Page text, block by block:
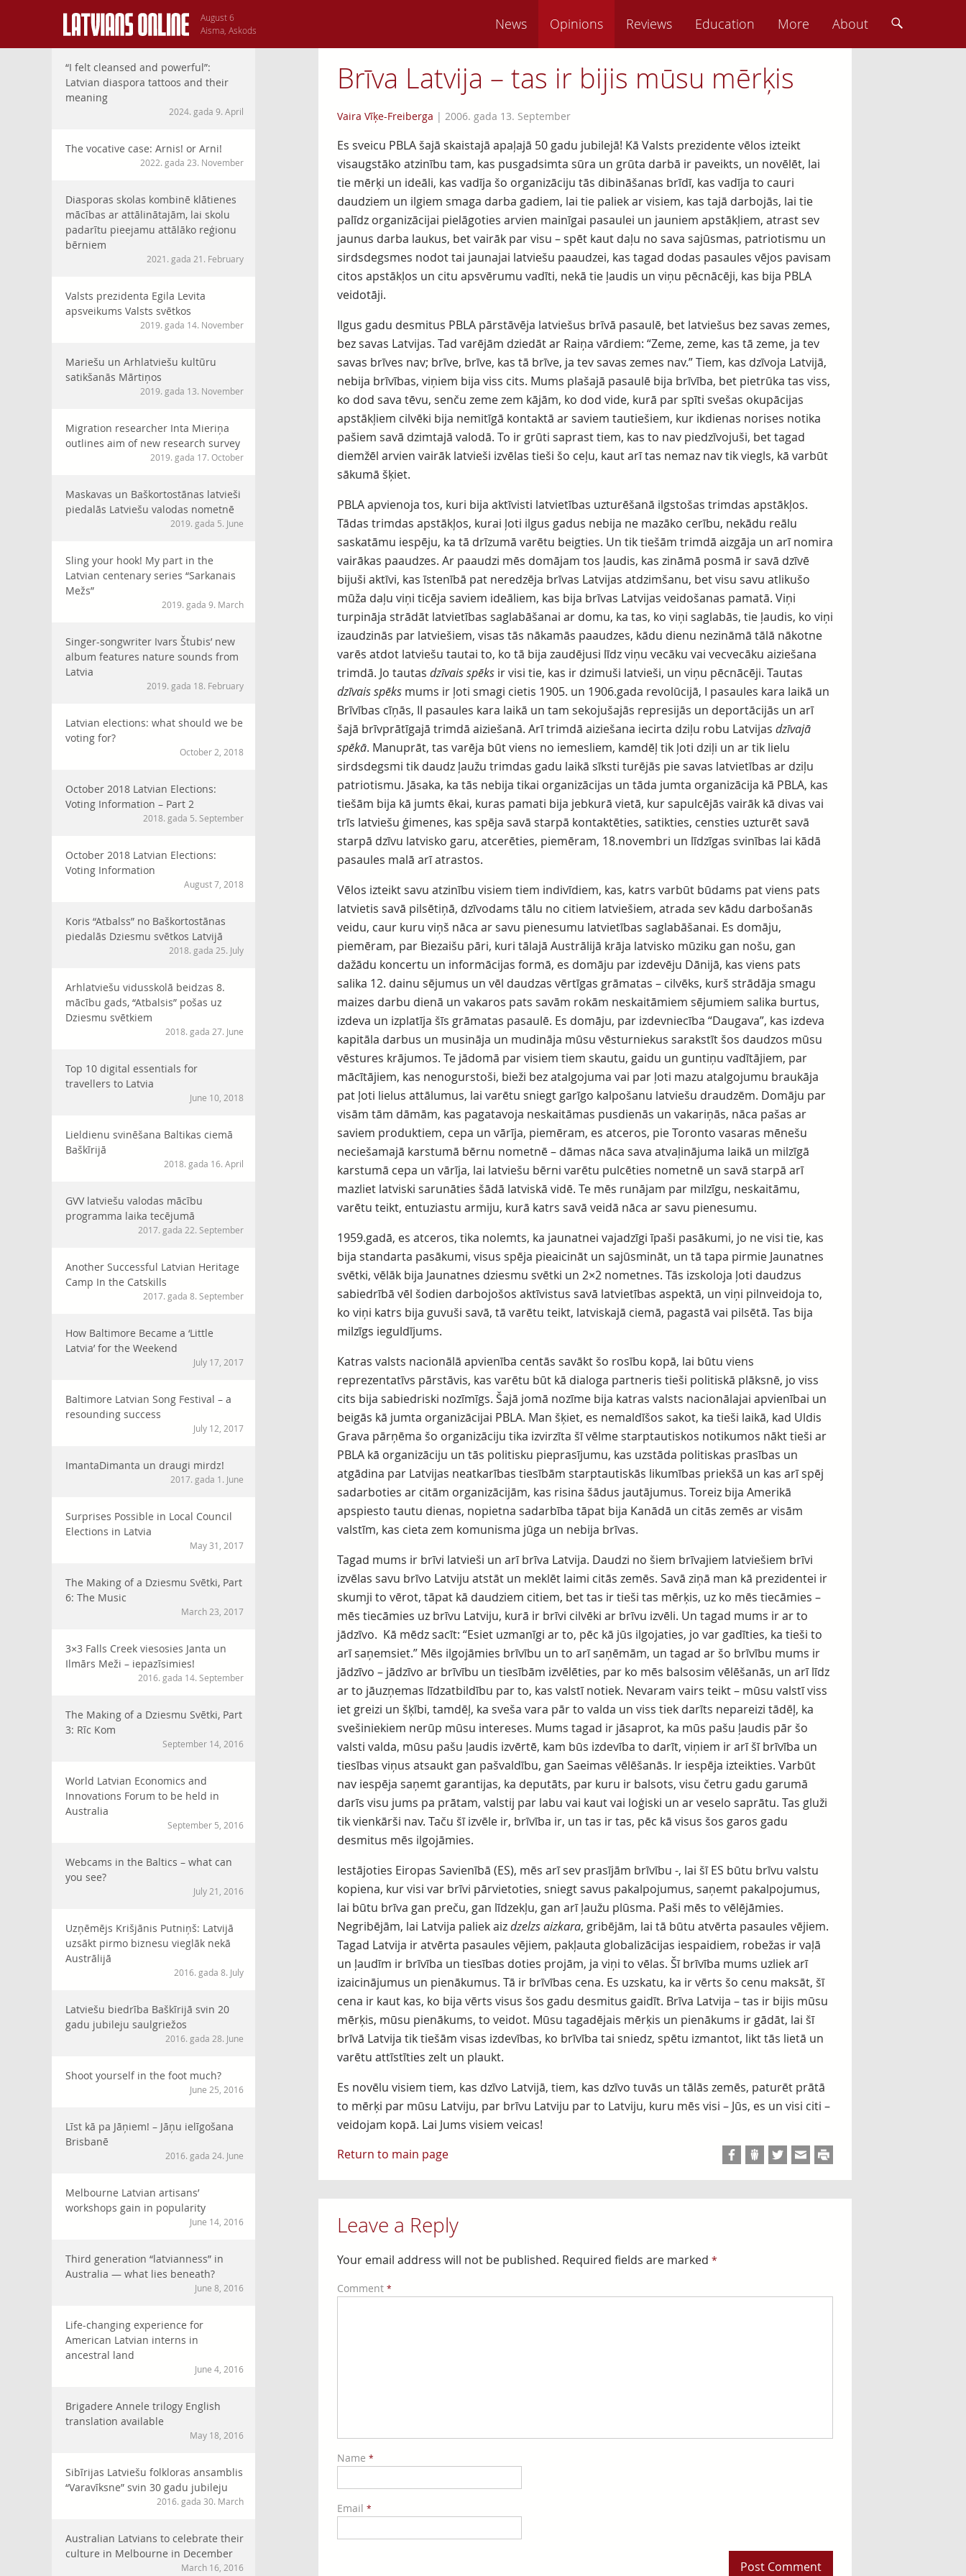
August 6
Aisma, Askods
News Opinions Reviews Education More About
“I felt cleansed and powerful”:
Latvian diaspora tattoos and their
meaning
2024. gada 9. April
The vocative case: Arnis! or Arni!
2022. gada 23. November
Diasporas skolas kombinē klātienes
mācības ar attālinātajām, lai skolu
padarītu pieejamu attālāko reģionu
bērniem
2021. gada 21. February
Valsts prezidenta Egila Levita
apsveikums Valsts svētkos
2019. gada 14. November
Mariešu un Arhlatviešu kultūru
satikšanās Mārtiņos
2019. gada 13. November
Migration researcher Inta Mieriņa
outlines aim of new research survey
2019. gada 17. October
Maskavas un Baškortostānas latvieši
piedalās Latviešu valodas nometnē
2019. gada 5. June
Sling your hook! My part in the
Latvian centenary series “Sarkanais
Mežs”
2019. gada 9. March
Singer-songwriter Ivars Štubis’ new
album features nature sounds from
Latvia
2019. gada 18. February
Latvian elections: what should we be
voting for?
October 2, 2018
October 2018 Latvian Elections:
Voting Information – Part 2
2018. gada 5. September
October 2018 Latvian Elections:
Voting Information
August 7, 2018
Koris “Atbalss” no Baškortostānas
piedalās Dziesmu svētkos Latvijā
2018. gada 25. July
Arhlatviešu vidusskolā beidzas 8.
mācību gads, “Atbalsis” pošas uz
Dziesmu svētkiem
2018. gada 27. June
Top 10 digital essentials for
travellers to Latvia
June 10, 2018
Lieldienu svinēšana Baltikas ciemā
Baškīrijā
2018. gada 16. April
GVV latviešu valodas mācību
programma laika tecējumā
2017. gada 22. September
Another Successful Latvian Heritage
Camp In the Catskills
2017. gada 8. September
How Baltimore Became a ‘Little
Latvia’ for the Weekend
July 17, 2017
Baltimore Latvian Song Festival – a
resounding success
July 12, 2017
ImantaDimanta un draugi mirdz!
2017. gada 1. June
Surprises Possible in Local Council
Elections in Latvia
May 31, 2017
The Making of a Dziesmu Svētki, Part
6: The Music
March 23, 2017
3×3 Falls Creek viesosies Janta un
Ilmārs Meži – iepazīsimies!
2016. gada 14. September
The Making of a Dziesmu Svētki, Part
3: Rīc Kom
September 14, 2016
World Latvian Economics and
Innovations Forum to be held in
Australia
September 5, 2016
Webcams in the Baltics – what can
you see?
July 21, 2016
Uzņēmējs Krišjānis Putniņš: Latvijā
uzsākt pirmo biznesu vieglāk nekā
Austrālijā
2016. gada 8. July
Latviešu biedrība Baškīrijā svin 20
gadu jubileju saulgriežos
2016. gada 28. June
Shoot yourself in the foot much?
June 25, 2016
Līst kā pa Jāņiem! – Jāņu ielīgošana
Brisbanē
2016. gada 24. June
Melbourne Latvian artisans’
workshops gain in popularity
June 14, 2016
Third generation “latvianness” in
Australia — what lies beneath?
June 8, 2016
Life-changing experience for
American Latvian interns in
ancestral land
June 4, 2016
Brigadere Annele trilogy English
translation available
May 18, 2016
Sibīrijas Latviešu folkloras ansamblis
“Varavīksne” svin 30 gadu jubileju
2016. gada 30. March
Australian Latvians to celebrate their
culture in Melbourne in December
March 16, 2016
Brīva Latvija – tas ir bijis mūsu mērķis
Vaira Vīķe-Freiberga | 2006. gada 13. September
Es sveicu PBLA šajā skaistajā apaļajā 50 gadu jubilejā! Kā Valsts prezidente vēlos izteikt
visaugstāko atzinību tam, kas pusgadsimta sūra un grūta darbā ir paveikts, un novēlēt, lai
tie mērķi un ideāli, kas vadīja šo organizāciju tās dibināšanas brīdī, kas vadīja to cauri
daudziem un ilgiem smaga darba gadiem, lai tie paliek ar visiem, kas tajā darbojās, lai tie
palīdz organizācijai pielāgoties arvien mainīgai pasaulei un jauniem apstākļiem, atrast sev
jaunus darba laukus, bet vairāk par visu – spēt kaut daļu no sava sajūsmas, patriotismu un
sirdsdegsmes nodot tai jaunajai latviešu paaudzei, kas tagad dodas pasaules vējos pavisam
citos apstākļos un citu apsvērumu vadīti, nekā tie ļaudis un viņu pēcnācēji, kas bija PBLA
veidotāji.
Ilgus gadu desmitus PBLA pārstāvēja latviešus brīvā pasaulē, bet latviešus bez savas zemes,
bez savas Latvijas. Tad varējām dziedāt ar Raiņa vārdiem: “Zeme, zeme, kas tā zeme, ja tev
savas brīves nav; brīve, brīve, kas tā brīve, ja tev savas zemes nav.” Tiem, kas dzīvoja Latvijā,
nebija brīvības, viņiem bija viss cits. Mums plašajā pasaulē bija brīvība, bet pietrūka tas viss,
ko dod sava tēvu, senču zeme zem kājām, ko dod vide, kurā par spīti svešas okupācijas
apstākļiem cilvēki bija nemitīgā kontaktā ar saviem tautiešiem, kur ikdienas norises notika
pašiem savā dzimtajā valodā. To ir grūti saprast tiem, kas to nav piedzīvojuši, bet tagad
diemžēl arvien vairāk latvieši izvēlas tieši šo ceļu, kaut arī tas nemaz nav tik viegls, kā varbūt
sākumā šķiet.
PBLA apvienoja tos, kuri bija aktīvisti latvietības uzturēšanā ilgstošas trimdas apstākļos.
Tādas trimdas apstākļos, kurai ļoti ilgus gadus nebija ne mazāko cerību, nekādu reālu
saskatāmu iespēju, ka tā drīzumā varētu beigties. Un tik tiešām trimdā aizgāja un arī nomira
vairākas paaudzes. Ar paaudzi mēs domājam tos ļaudis, kas zināmā posmā ir savā dzīvē
bijuši aktīvi, kas īstenībā pat neredzēja brīvas Latvijas atdzimšanu, bet visu savu atlikušo
mūža daļu viņi ticēja saviem ideāliem, kas bija brīvas Latvijas veidošanas pamatā. Viņi
turpināja strādāt latvietības saglabāšanai ar domu, ka tas, ko viņi saglabās, tie ļaudis, ko viņi
izaudzinās par latviešiem, visas tās nākamās paaudzes, kādu dienu nezināmā tālā nākotne
varēs atdot latviešu tautai to, ko tā bija zaudējusi līdz viņu vecāku vai vecvecāku aiziešana
trimdā. Jo tautas dzīvais spēksir visi tie, kas ir dzimuši latvieši, un viņu pēcnācēji. Tautas
dzīvais spēksmums ir ļoti smagi cietis 1905. un 1906.gada revolūcijā, I pasaules kara laikā un
Brīvības cīņās, II pasaules kara laikā un tam sekojušajās represijās un deportācijās un arī
šajā brīvprātīgajā trimdā aiziešanā. Arī trimdā aiziešana iecirta dziļu robu Latvijas dzīvajā
spēkā. Manuprāt, tas varēja būt viens no iemesliem, kamdēļ tik ļoti dziļi un ar tik lielu
sirdsdegsmi tik daudz ļaužu trimdas gadu laikā sīksti turējās pie savas latvietības ar dziļu
patriotismu. Jāsaka, ka tās nebija tikai organizācijas un tāda jumta organizācija kā PBLA, kas
tiešām bija kā jumts ēkai, kuras pamati bija jebkurā vietā, kur sapulcējās vairāk kā divas vai
trīs latviešu ģimenes, kas spēja savā starpā kontaktēties, satikties, censties uzturēt savā
starpā dzīvu latvisko garu, atcerēties, piemēram, 18.novembri un līdzīgas svinības lai kādā
pasaules malā arī atrastos.
Vēlos izteikt savu atzinību visiem tiem indivīdiem, kas, katrs varbūt būdams pat viens pats
latvietis savā pilsētiņā, dzīvodams tālu no citiem latviešiem, atrada sev kādu darbošanās
veidu, caur kuru viņš nāca ar savu pienesumu latvietības saglabāšanai. Es domāju,
piemēram, par Biezaišu pāri, kuri tālajā Austrālijā krāja latvisko mūziku gan nošu, gan
dažādu koncertu un informācijas formā, es domāju par izdevēju Dānijā, kas viens pats
salika 12. dainu sējumus un vēl daudzas vērtīgas grāmatas – cilvēks, kurš strādāja smagu
maizes darbu dienā un vakaros pats savām rokām neskaitāmiem sējumiem salika burtus,
izdeva un izplatīja šīs grāmatas pasaulē. Es domāju, par izdevniecība “Daugava”, kas izdeva
kapitāla darbus un musināja un mudināja mūsu vēsturniekus sarakstīt šos daudzos mūsu
vēstures krājumos. Te jādomā par visiem tiem skautu, gaidu un guntiņu vadītājiem, par
mācītājiem, kas nenogurstoši, bieži bez atalgojuma vai par ļoti mazu atalgojumu braukāja
pat ļoti lielus attālumus, lai varētu sniegt garīgo kalpošanu latviešu draudzēm. Domāju par
visām tām dāmām, kas pagatavoja neskaitāmas pusdienās un vakariņās, nāca pašas ar
saviem produktiem, cepa un vārīja, piemēram, es atceros, pie Toronto vasaras mēnešu
neciešamajā karstumā bērnu nometnē – dāmas nāca sava atvaļinājuma laikā un milzīgā
karstumā cepa un vārīja, lai latviešu bērni varētu pulcēties nometnē un savā starpā arī
mazliet latviski sarunāties šādā latviskā vidē. Te mēs runājam par milzīgu, neskaitāmu,
varētu teikt, entuziastu armiju, kurā katrs savā veidā nāca ar savu pienesumu.
1959.gadā, es atceros, tika nolemts, ka jaunatnei vajadzīgi īpaši pasākumi, jo ne visi tie, kas
bija standarta pasākumi, visus spēja pieaicināt un sajūsmināt, un tā tapa pirmie Jaunatnes
svētki, vēlāk bija Jaunatnes dziesmu svētki un 2×2 nometnes. Tās izskoloja ļoti daudzus
sabiedrībā vēl šodien darbojošos aktīvistus savā latvietības aspektā, un viņi pilnveidoja to,
ko viņi katrs bija guvuši savā, tā varētu teikt, latviskajā ciemā, pagastā vai pilsētā. Tas bija
milzīgs ieguldījums.
Katras valsts nacionālā apvienība centās savākt šo rosību kopā, lai būtu viens
reprezentatīvs pārstāvis, kas varētu būt kā dialoga partneris tieši politiskā plāksnē, jo viss
cits bija sabiedriski nozīmīgs. Šajā jomā nozīme bija katras valsts nacionālajai apvienībai un
beigās kā jumta organizācijai PBLA. Man šķiet, es nemaldīšos sakot, ka tieši laikā, kad Uldis
Grava pārņēma šo organizāciju tika izvirzīta šī vēlme starptautiskos notikumos nākt tieši ar
PBLA kā organizāciju un tās politisku pieprasījumu, kas uzstāda politiskas prasības un
atgādina par Latvijas neatkarības tiesībām starptautiskās likumības priekšā un kas arī spēj
sadarboties ar citām organizācijām, kas risina šādus jautājumus. Toreiz bija Amerikā
apspiesto tautu dienas, nopietna sadarbība tāpat bija Kanādā un citās zemēs ar visām
valstīm, kas cieta zem komunisma jūga un nebija brīvas.
Tagad mums ir brīvi latvieši un arī brīva Latvija. Daudzi no šiem brīvajiem latviešiem brīvi
izvēlas savu brīvo Latviju atstāt un meklēt laimi citās zemēs. Savā ziņā man kā prezidentei ir
skumji to vērot, tāpat kā daudziem citiem, bet tas ir tieši tas mērķis, uz ko mēs tiecāmies –
mēs tiecāmies uz brīvu Latviju, kurā ir brīvi cilvēki ar brīvu izvēli. Un tagad mums ir ar to
jādzīvo. Kā mēdz sacīt: “Esiet uzmanīgi ar to, pēc kā jūs ilgojaties, jo var gadīties, ka tieši to
arī saņemsiet.” Mēs ilgojāmies brīvību un to arī saņēmām, un tagad ar šo brīvību mums ir
jādzīvo – jādzīvo ar brīvību un tiesībām izvēlēties, par ko mēs balsosim vēlēšanās, un arī līdz
ar to jāuzņemas līdzatbildību par to, kas valstī notiek. Nevaram vairs teikt – mūsu valstī viss
iet greizi un šķībi, tamdēļ, ka sveša vara pār to valda un viss tiek darīts nepareizi tādēļ, ka
svešiniekiem nerūp mūsu intereses. Mums tagad ir jāsaprot, ka mūs pašu ļaudis pār šo
valsti valda, mūsu pašu ļaudis izvērtē, kam būs izdevība to darīt, viņiem ir arī šī brīvība un
tiesības viņus atsaukt gan pašvaldību, gan Saeimas vēlēšanās. Ir iespēja izteikties. Varbūt
nav iespēja saņemt garantijas, ka deputāts, par kuru ir balsots, visu četru gadu garumā
darīs visu jums pa prātam, valstij par labu vai kaut vai loģiski un ar veselo saprātu. Tas gluži
tik vienkārši nav. Taču šī izvēle ir, brīvība ir, un tas ir tas, pēc kā visus šos garos gadu
desmitus mēs ilgojāmies.
Iestājoties Eiropas Savienībā (ES), mēs arī sev prasījām brīvību -, lai šī ES būtu brīvu valstu
kopiena, kur visi var brīvi pārvietoties, sniegt savus pakalpojumus, saņemt pakalpojumus,
lai būtu brīva gan preču, gan līdzekļu, gan arī ļaužu plūsma. Paši mēs to vēlējāmies.
Negribējām, lai Latvija paliek aizdzelzs aizkara, gribējām, lai tā būtu atvērta pasaules vējiem.
Tagad Latvija ir atvērta pasaules vējiem, pakļauta globalizācijas iespaidiem, robežas ir vaļā
un ļaudīm ir brīvība un tiesības doties projām, ja viņi to vēlas. Šī brīvība mums uzliek arī
izaicinājumus un pienākumus. Tā ir brīvības cena. Es uzskatu, ka ir vērts šo cenu maksāt, šī
cena ir kaut kas, ko bija vērts visus šos gadu desmitus gaidīt. Brīva Latvija – tas ir bijis mūsu
mērķis, mūsu pienākums, to veidot. Mūsu tagadējais mērķis un pienākums ir gādāt, lai šī
brīvā Latvija tik tiešām visas izdevības, ko brīvība tai sniedz, spētu izmantot, likt tās lietā un
varētu attīstīties zelt un plaukt.
Es novēlu visiem tiem, kas dzīvo Latvijā, tiem, kas dzīvo tuvās un tālās zemēs, paturēt prātā
to mērķi par mūsu Latviju, par brīvu Latviju par to Latviju, kuru mēs visi – Jūs, es un visi citi –
veidojam kopā. Lai Jums visiem veicas!
Return to main page
Leave a Reply
Your email address will not be published. Required fields are marked *
Comment *
Name *
Email *